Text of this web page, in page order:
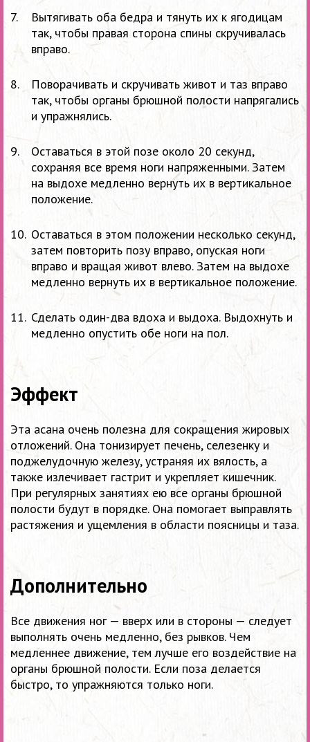
Вытягивать оба бедра и тянуть их к ягодицам
так, чтобы правая сторона спины скручивалась
вправо.
Поворачивать и скручивать живот и таз вправо
так, чтобы органы брюшной полости напрягались
и упражнялись.
Оставаться в этой позе около 20 секунд,
сохраняя все время ноги напряженными. Затем
на выдохе медленно вернуть их в вертикальное
положение.
Оставаться в этом положении несколько секунд,
затем повторить позу вправо, опуская ноги
вправо и вращая живот влево. Затем на выдохе
медленно вернуть их в вертикальное положение.
Сделать один-два вдоха и выдоха. Выдохнуть и
медленно опустить обе ноги на пол.
Эффект
Эта асана очень полезна для сокращения жировых
отложений. Она тонизирует печень, селезенку и
поджелудочную железу, устраняя их вялость, а
также излечивает гастрит и укрепляет кишечник.
При регулярных занятиях ею все органы брюшной
полости будут в порядке. Она помогает выправлять
растяжения и ущемления в области поясницы и таза.
Дополнительно
Все движения ног — вверх или в стороны — следует
выполнять очень медленно, без рывков. Чем
медленнее движение, тем лучше его воздействие на
органы брюшной полости. Если поза делается
быстро, то упражняются только ноги.